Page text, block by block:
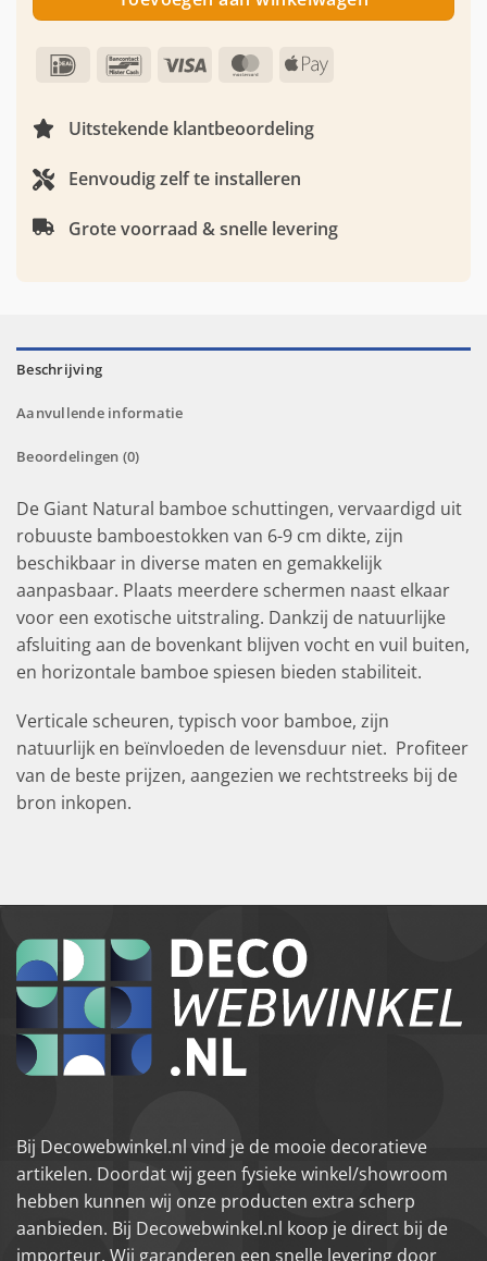
IDeal Bancontact
Visa MasterCard
Apple
Uitstekende klantbeoordeling
Eenvoudig zelf te installeren
Grote voorraad & snelle levering
Beschrijving
Aanvullende informatie
Beoordelingen (0)
De Giant Natural bamboe schuttingen, vervaardigd uit
robuuste bamboestokken van 6-9 cm dikte, zijn
beschikbaar in diverse maten en gemakkelijk
aanpasbaar. Plaats meerdere schermen naast elkaar
voor een exotische uitstraling. Dankzij de natuurlijke
afsluiting aan de bovenkant blijven vocht en vuil buiten,
en horizontale bamboe spiesen bieden stabiliteit.
Verticale scheuren, typisch voor bamboe, zijn
natuurlijk en beïnvloeden de levensduur niet. Profiteer
van de beste prijzen, aangezien we rechtstreeks bij de
bron inkopen.
Bij Decowebwinkel.nl vind je de mooie decoratieve
artikelen. Doordat wij geen fysieke winkel/showroom
hebben kunnen wij onze producten extra scherp
aanbieden. Bij Decowebwinkel.nl koop je direct bij de
importeur. Wij garanderen een snelle levering door